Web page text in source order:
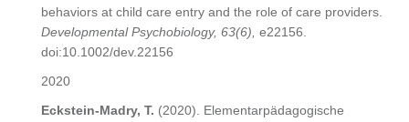
behaviors at child care entry and the role of care providers.
Developmental Psychobiology, 63(6), e22156.
doi:10.1002/dev.22156
2020
Eckstein-Madry, T. (2020). Elementarpädagogische